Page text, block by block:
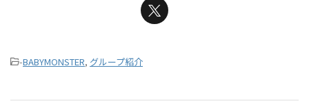
-BABYMONSTER, グループ紹介